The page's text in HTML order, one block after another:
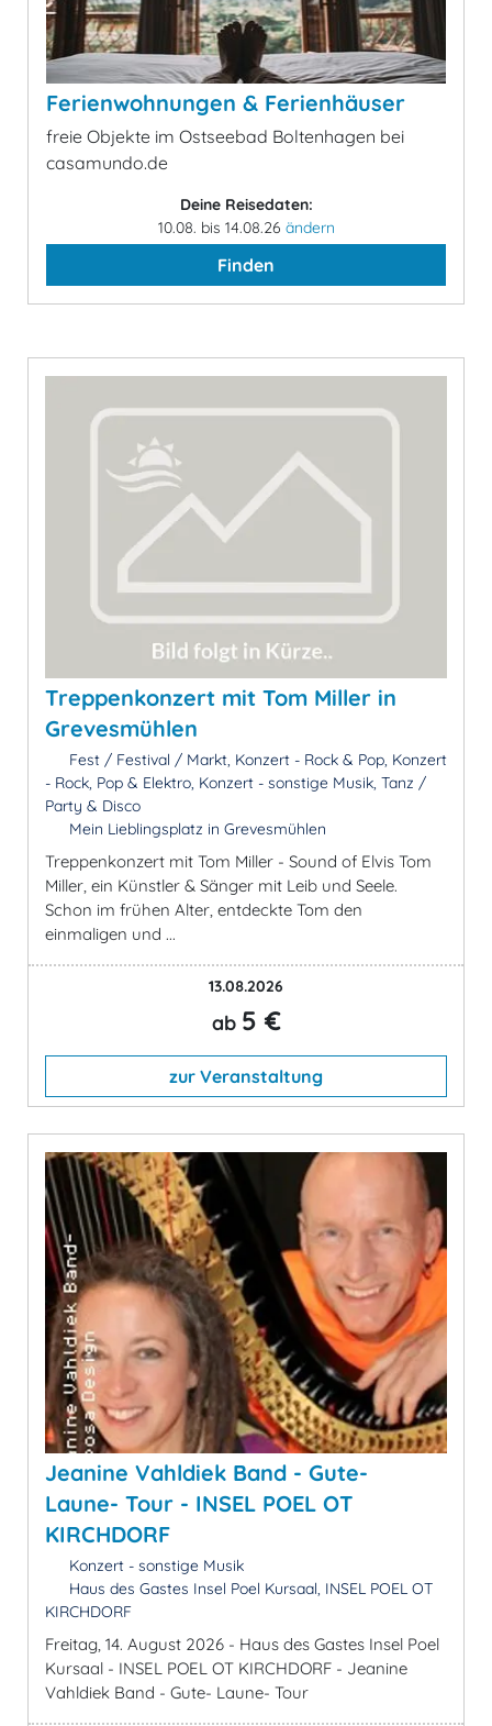
Ferienwohnungen & Ferienhäuser
freie Objekte im Ostseebad Boltenhagen bei
casamundo.de
Deine Reisedaten:
10.08. bis 14.08.26 ändern
Finden
Treppenkonzert mit Tom Miller in
Grevesmühlen
Fest / Festival / Markt, Konzert - Rock & Pop, Konzert
- Rock, Pop & Elektro, Konzert - sonstige Musik, Tanz /
Party & Disco
Mein Lieblingsplatz in Grevesmühlen
Treppenkonzert mit Tom Miller - Sound of Elvis Tom
Miller, ein Künstler & Sänger mit Leib und Seele.
Schon im frühen Alter, entdeckte Tom den
einmaligen und ...
13.08.2026
ab 5 €
zur Veranstaltung
Jeanine Vahldiek Band - Gute-
Laune- Tour - INSEL POEL OT
KIRCHDORF
Konzert - sonstige Musik
Haus des Gastes Insel Poel Kursaal, INSEL POEL OT
KIRCHDORF
Freitag, 14. August 2026 - Haus des Gastes Insel Poel
Kursaal - INSEL POEL OT KIRCHDORF - Jeanine
Vahldiek Band - Gute- Laune- Tour